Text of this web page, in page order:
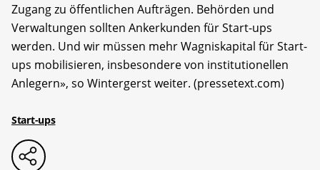
Zugang zu öffentlichen Aufträgen. Behörden und
Verwaltungen sollten Ankerkunden für Start-ups
werden. Und wir müssen mehr Wagniskapital für Start-
ups mobilisieren, insbesondere von institutionellen
Anlegern», so Wintergerst weiter. (pressetext.com)
Start-ups